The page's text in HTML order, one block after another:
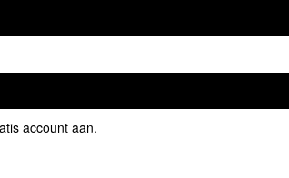
account aan.